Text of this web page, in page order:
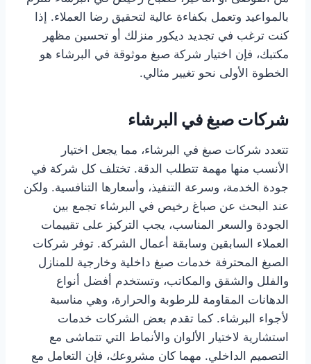
بالمواعيد وتعمل بكفاءة عالية لتحقيق رضا العملاء. إذا
كنت ترغب في تجديد ديكور منزلك أو تحسين مظهر
مكتبك، فإن اختيار شركة صبغ موثوقة في البرشاء هو
الخطوة الأولى نحو تغيير مثالي.
شركات صبغ في البرشاء
تتعدد شركات صبغ في البرشاء، مما يجعل اختيار
الأنسب منها مهمة تتطلب الدقة. تختلف كل شركة في
جودة الخدمة، وسرعة التنفيذ، وأسعارها التنافسية. ولكن
عند البحث عن صباغ رخيص في البرشاء تجمع بين
الجودة والسعر المناسب، يجب التركيز على تقييمات
العملاء السابقين وسابقة أعمال الشركة. توفر شركات
الصبغ المحترفة خدمات صبغ داخلية وخارجية للمنازل
والفلل والشقق والمكاتب، وتستخدم أفضل أنواع
الدهانات المقاومة للرطوبة والحرارة، وهي مناسبة
لأجواء البرشاء. كما تقدم بعض الشركات خدمات
استشارية لاختيار الألوان والأنماط التي تتماشى مع
التصميم الداخلي. مهما كان مشروعك، فإن التعامل مع